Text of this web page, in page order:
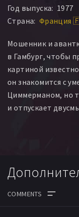
Хайнц Хоаким Клейн
Сатья Де Ла
Год выпуска: 1977
Страна: Франция
Мошенник и
в Гамбург, чтобы
картиной
он знакомится с
Циммерманом, но
и отпускает
Узнав, что
партнёра из